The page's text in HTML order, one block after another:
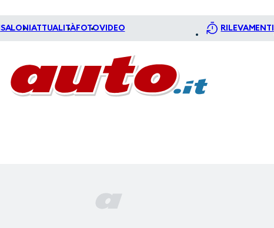
SALONI ATTUALITÀFOTOVIDEO RILEVAMENTI